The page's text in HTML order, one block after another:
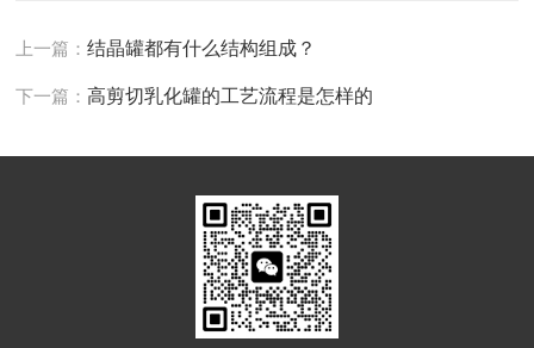
上一篇：结晶罐都有什么结构组成？
下一篇：高剪切乳化罐的工艺流程是怎样的